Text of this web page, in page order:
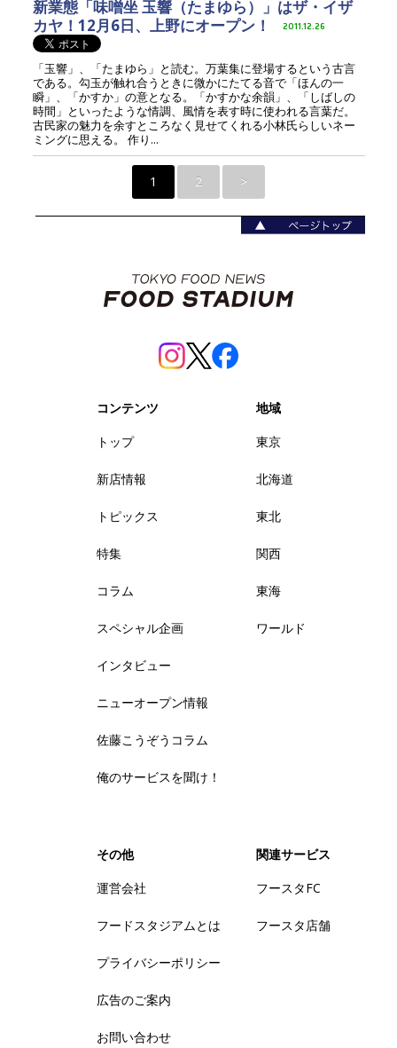
新業態「味噌坐 玉響（たまゆら）」はザ・イザ
カヤ！12月6日、上野にオープン！
2011.12.26
「玉響」、「たまゆら」と読む。万葉集に登場するという古言
である。勾玉が触れ合うときに微かにたてる音で「ほんの一
瞬」、「かすか」の意となる。「かすかな余韻」、「しばしの
時間」といったような情調、風情を表す時に使われる言葉だ。
古民家の魅力を余すところなく見せてくれる小林氏らしいネー
ミングに思える。 作り...
1 2 >
コンテンツ
トップ
新店情報
トピックス
特集
コラム
スペシャル企画
インタビュー
ニューオープン情報
佐藤こうぞうコラム
俺のサービスを聞け！
地域
東京
北海道
東北
関西
東海
ワールド
その他
運営会社
フードスタジアムとは
プライバシーポリシー
広告のご案内
お問い合わせ
関連サービス
フースタFC
フースタ店舗